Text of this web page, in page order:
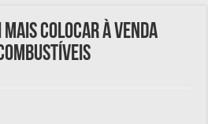
colocar à venda